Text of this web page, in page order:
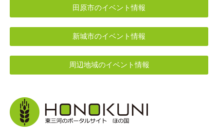
田原市のイベント情報
新城市のイベント情報
周辺地域のイベント情報